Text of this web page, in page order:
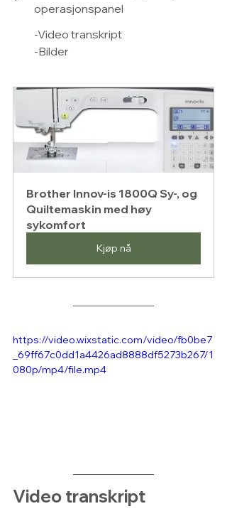
operasjonspanel
-Video transkript
-Bilder
Brother Innov-is 1800Q Sy-, og
Quiltemaskin med høy
sykomfort
Kjøp nå
https://video.wixstatic.com/video/fb0be7
_69ff67c0dd1a4426ad8888df5273b267/1
080p/mp4/file.mp4
Video transkript